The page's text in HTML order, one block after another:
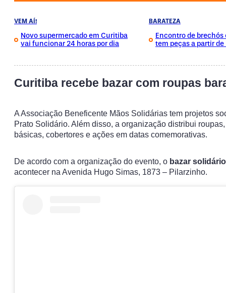
VEM AÍ!
Novo supermercado em Curitiba
vai funcionar 24 horas por dia
BARATEZA
Encontro de
tem peças a partir de
Curitiba recebe bazar com roupas
A Associação Beneficente Mãos Solidárias tem projetos
Prato Solidário. Além disso, a organização distribui
básicas, cobertores e ações em datas comemorativas.
De acordo com a organização do evento, o bazar solidário
acontecer na Avenida Hugo Simas, 1873 – Pilarzinho.